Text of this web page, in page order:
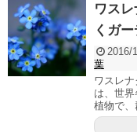
ワス
くガー
2016/
葉
ワスレ
は、世
植物で、